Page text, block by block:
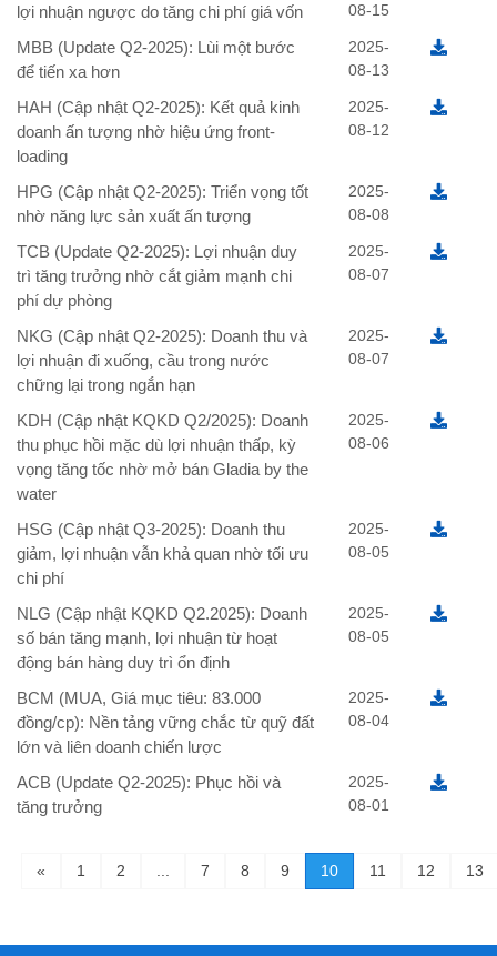
lợi nhuận ngược do tăng chi phí giá vốn
08-15
MBB (Update Q2-2025): Lùi một bước
để tiến xa hơn
2025-
08-13
HAH (Cập nhật Q2-2025): Kết quả kinh
doanh ấn tượng nhờ hiệu ứng front-
loading
2025-
08-12
HPG (Cập nhật Q2-2025): Triển vọng tốt
nhờ năng lực sản xuất ấn tượng
2025-
08-08
TCB (Update Q2-2025): Lợi nhuận duy
trì tăng trưởng nhờ cắt giảm mạnh chi
phí dự phòng
2025-
08-07
NKG (Cập nhật Q2-2025): Doanh thu và
lợi nhuận đi xuống, cầu trong nước
chững lại trong ngắn hạn
2025-
08-07
KDH (Cập nhật KQKD Q2/2025): Doanh
thu phục hồi mặc dù lợi nhuận thấp, kỳ
vọng tăng tốc nhờ mở bán Gladia by the
water
2025-
08-06
HSG (Cập nhật Q3-2025): Doanh thu
giảm, lợi nhuận vẫn khả quan nhờ tối ưu
chi phí
2025-
08-05
NLG (Cập nhật KQKD Q2.2025): Doanh
số bán tăng mạnh, lợi nhuận từ hoạt
động bán hàng duy trì ổn định
2025-
08-05
BCM (MUA, Giá mục tiêu: 83.000
đồng/cp): Nền tảng vững chắc từ quỹ đất
lớn và liên doanh chiến lược
2025-
08-04
ACB (Update Q2-2025): Phục hồi và
tăng trưởng
2025-
08-01
« 1 2 ... 7 8 9 10 11 12 13